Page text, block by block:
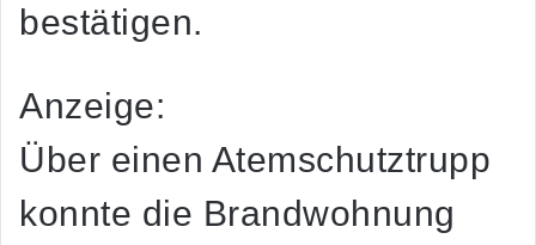
bestätigen.
Anzeige:
Über einen Atemschutztrupp
konnte die Brandwohnung